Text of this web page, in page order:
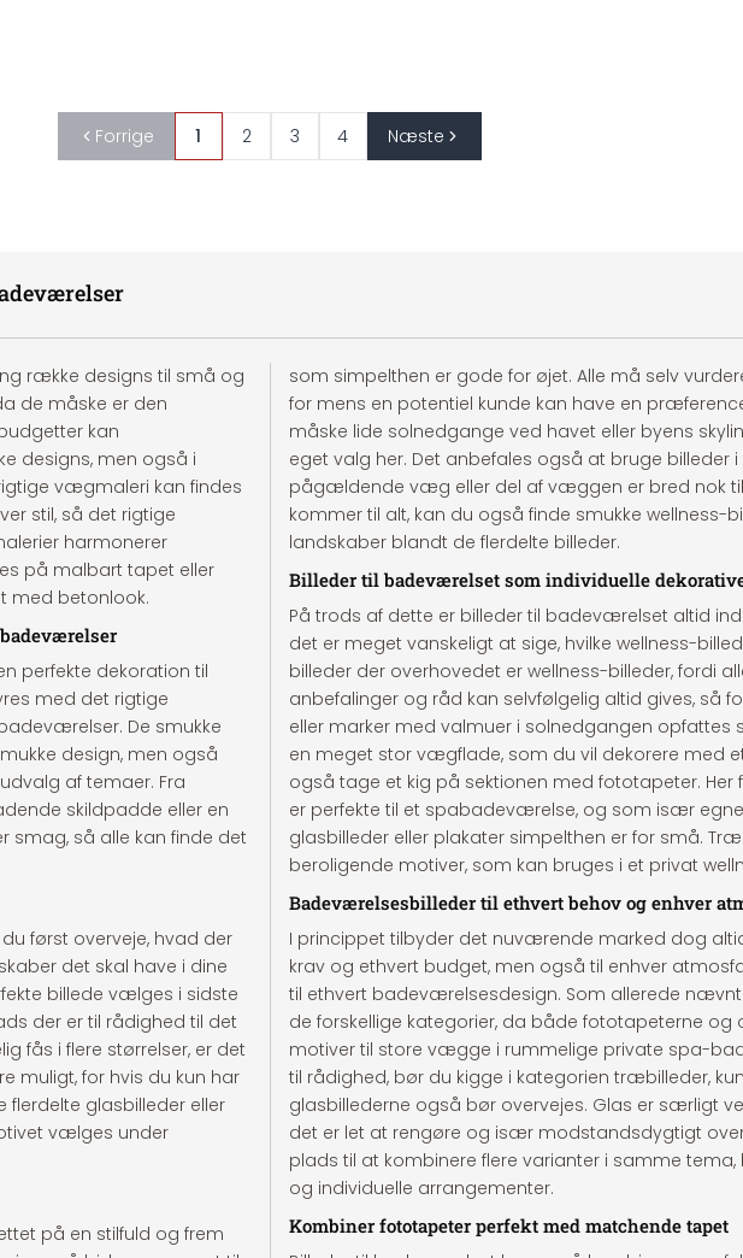
Forrige 1 2 3 4 Næste
række designs til små og
de måske er den
kan
designs, men også i
vægmaleri kan findes
stil, så det rigtige
harmonerer
på malbart tapet eller
med betonlook.
perfekte dekoration til
med det rigtige
De smukke
design, men også
af temaer. Fra
skildpadde eller en
smag, så alle kan finde det
først overveje, hvad der
det skal have i dine
billede vælges i sidste
der er til rådighed til det
fås i flere størrelser, er det
muligt, for hvis du kun har
glasbilleder eller
vælges under
på en stilfuld og frem
som simpelthen er gode for øjet. Alle må selv
for mens en potentiel kunde kan have en
måske lide solnedgange ved havet eller byens
eget valg her. Det anbefales også at bruge billeder
pågældende væg eller del af væggen er bred nok
kommer til alt, kan du også finde smukke wellness-
landskaber blandt de flerdelte billeder.
Billeder til badeværelset som individuelle
På trods af dette er billeder til badeværelset altid
det er meget vanskeligt at sige, hvilke wellness-
billeder der overhovedet er wellness-billeder, fordi
anbefalinger og råd kan selvfølgelig altid gives, så
eller marker med valmuer i solnedgangen opfattes
en meget stor vægflade, som du vil dekorere med
også tage et kig på sektionen med fototapeter.
er perfekte til et spabadeværelse, og som især
glasbilleder eller plakater simpelthen er for små.
beroligende motiver, som kan bruges i et privat
Badeværelsesbilleder til ethvert behov og enhver
I princippet tilbyder det nuværende marked dog
krav og ethvert budget, men også til enhver
til ethvert badeværelsesdesign. Som allerede
de forskellige kategorier, da både fototapeterne
motiver til store vægge i rummelige private spa-
til rådighed, bør du kigge i kategorien træbilleder,
glasbillederne også bør overvejes. Glas er særligt
det er let at rengøre og især modstandsdygtigt
plads til at kombinere flere varianter i samme
og individuelle arrangementer.
Kombiner fototapeter perfekt med matchende tapet